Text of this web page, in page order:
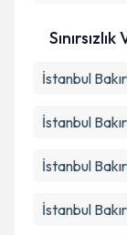
İstanbul
İstanbul
İstanbul
İstanbul